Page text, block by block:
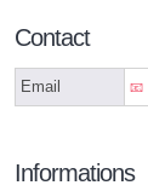
Contact
Email
Informations